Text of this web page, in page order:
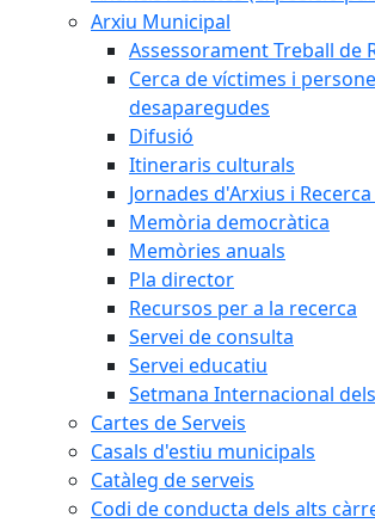
Arxiu Municipal
Assessorament Treball de
Cerca de víctimes i
desaparegudes
Difusió
Itineraris culturals
Jornades d'Arxius i
Memòria democràtica
Memòries anuals
Pla director
Recursos per a la recerca
Servei de consulta
Servei educatiu
Setmana Internacional
Cartes de Serveis
Casals d'estiu municipals
Catàleg de serveis
Codi de conducta dels alts